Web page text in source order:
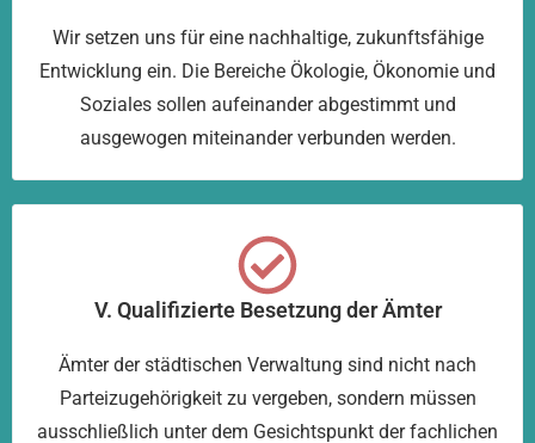
Wir setzen uns für eine nachhaltige, zukunftsfähige
Entwicklung ein. Die Bereiche Ökologie, Ökonomie und
Soziales sollen aufeinander abgestimmt und
ausgewogen miteinander verbunden werden.
V. Qualifizierte Besetzung der Ämter
Ämter der städtischen Verwaltung sind nicht nach
Parteizugehörigkeit zu vergeben, sondern müssen
ausschließlich unter dem Gesichtspunkt der fachlichen